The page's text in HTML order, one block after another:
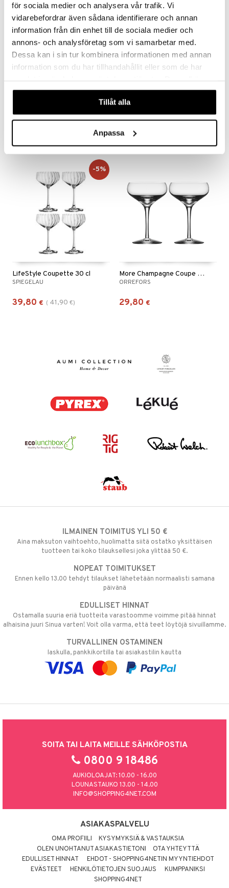
för sociala medier och analysera vår trafik. Vi
vidarebefordrar även sådana identifierare och annan
information från din enhet till de sociala medier och
annons- och analysföretag som vi samarbetar med.
Dessa kan i sin tur kombinera informationen med annan
information som du har tillhandahållit eller som de har
våra cookies vid fortsatt användande av vår webbplats.
Tillåt alla
Anpassa28,93
LifeStyle Coupette 30 cl
SPIEGELAU
39,80 € ( 41,90 €)
-5%
More Champagne Coupe 2-pack
ORREFORS
29,80 €
ILMAINEN TOIMITUS YLI 50 €
Aina maksuton vaihtoehto, huolimatta siitä ostatko yksittäisen
tuotteen tai koko tilauksellesi joka ylittää 50 €.
NOPEAT TOIMITUKSET
Ennen kello 13.00 tehdyt tilaukset lähetetään normaalisti samana
päivänä
EDULLISET HINNAT
Ostamalla suuria eriä tuotteita varastoomme voimme pitää hinnat
alhaisina juuri Sinua varten! Voit olla varma, että teet löytöjä sivuillamme.
TURVALLINEN OSTAMINEN
laskulla, pankkikortilla tai asiakastilin kautta
SOITA TAI LAITA MEILLE SÄHKÖPOSTIA
0800 9 18486
AUKIOLOAJAT: 10.00 - 16.00
LOUNASTAUKO 13.00 - 14.00
INFO@SHOPPING4NET.COM
ASIAKASPALVELU
OMA PROFIILI
KYSYMYKSIÄ & VASTAUKSIA
OLEN UNOHTANUT ASIAKASTIETONI
OTA YHTEYTTÄ
EDULLISET HINNAT
EHDOT - SHOPPING4NETIN MYYNTIEHDOT
EVÄSTEET
HENKILÖTIETOJEN SUOJAUS
KUMPPANIKSI
SHOPPING4NET